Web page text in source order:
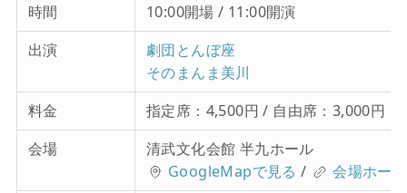
時間
10:00開場 / 11:00開演
出演
劇団とんぼ座
そのまんま美川
料金
指定席：4,500円 / 自由席：3,000円
会場
清武文化会館 半九ホール
GoogleMapで見る /
会場ホー